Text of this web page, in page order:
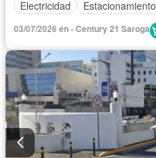
Electricidad
Estacionamiento
03/07/2026 en - Century 21 Saroga